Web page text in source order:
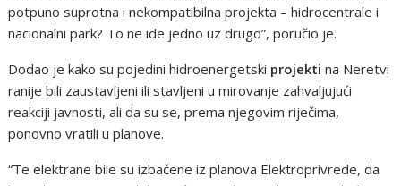
potpuno suprotna i nekompatibilna projekta – hidrocentrale i
nacionalni park? To ne ide jedno uz drugo”, poručio je.
Dodao je kako su pojedini hidroenergetski projekti na Neretvi
ranije bili zaustavljeni ili stavljeni u mirovanje zahvaljujući
reakciji javnosti, ali da su se, prema njegovim riječima,
ponovno vratili u planove.
“Te elektrane bile su izbačene iz planova Elektroprivrede, da